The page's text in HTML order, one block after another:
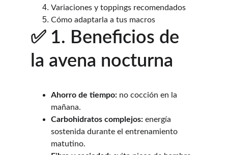
Variaciones y toppings recomendados
Cómo adaptarla a tus macros
✅ 1. Beneficios de
la avena nocturna
Ahorro de tiempo: no cocción en la
mañana.
Carbohidratos complejos: energía
sostenida durante el entrenamiento
matutino.